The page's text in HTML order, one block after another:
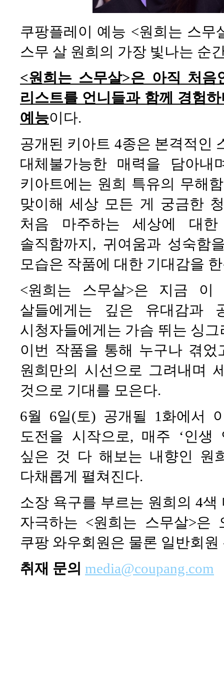
쿠팡플레이 예능 <원희는 스
스무 살 원희의 가장 빛나는 순
<원희는 스무살>은 아직 처
리스트를 언니들과 함께 경험
예능이다.
공개된 키아트 4종은 본격적인
대체불가능한 매력을 담아
키아트에는 원희 특유의 무해
맞이해 세상 모든 게 궁금한
처음 마주하는 세상에 대
솔직함까지, 귀여움과 성숙함
모습은 작품에 대한 기대감을
<원희는 스무살>은 지금
살들에게는 깊은 유대감과
시청자들에게는 가슴 뛰는 싱
이번 작품을 통해 누구나 겪
원희만의 시선으로 그려내며
것으로 기대를 모은다.
6월 6일(토) 공개될 1화에서
도전을 시작으로, 매주 ‘인생
싶은 것 다 해보는 내향인 원
다채롭게 펼쳐진다.
소장 욕구를 부르는 원희의 4
자극하는 <원희는 스무살>은
쿠팡 와우회원은 물론 일반회
취재 문의 media@coupang.com